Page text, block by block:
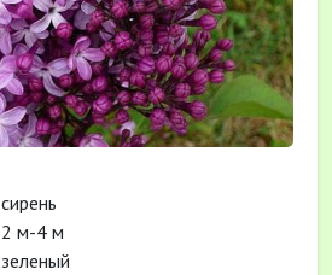
сирень
2 м-4 м
зеленый